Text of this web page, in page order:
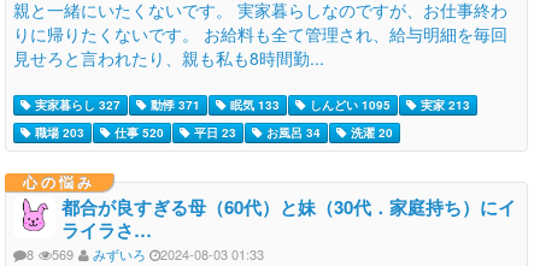
親と一緒にいたくないです。 実家暮らしなのですが、お仕事終わ
りに帰りたくないです。 お給料も全て管理され、給与明細を毎回
見せろと言われたり、親も私も8時間勤...
実家暮らし 327 動悸 371 眠気 133 しんどい 1095
実家 213
職場 203
仕事 520 平日 23 お風呂 34 洗濯 20
心の悩み
都合が良すぎる母（60代）と妹（30代．家庭持ち）にイ
ライラさ…
8 569 みずいろ 2024-08-03 01:33